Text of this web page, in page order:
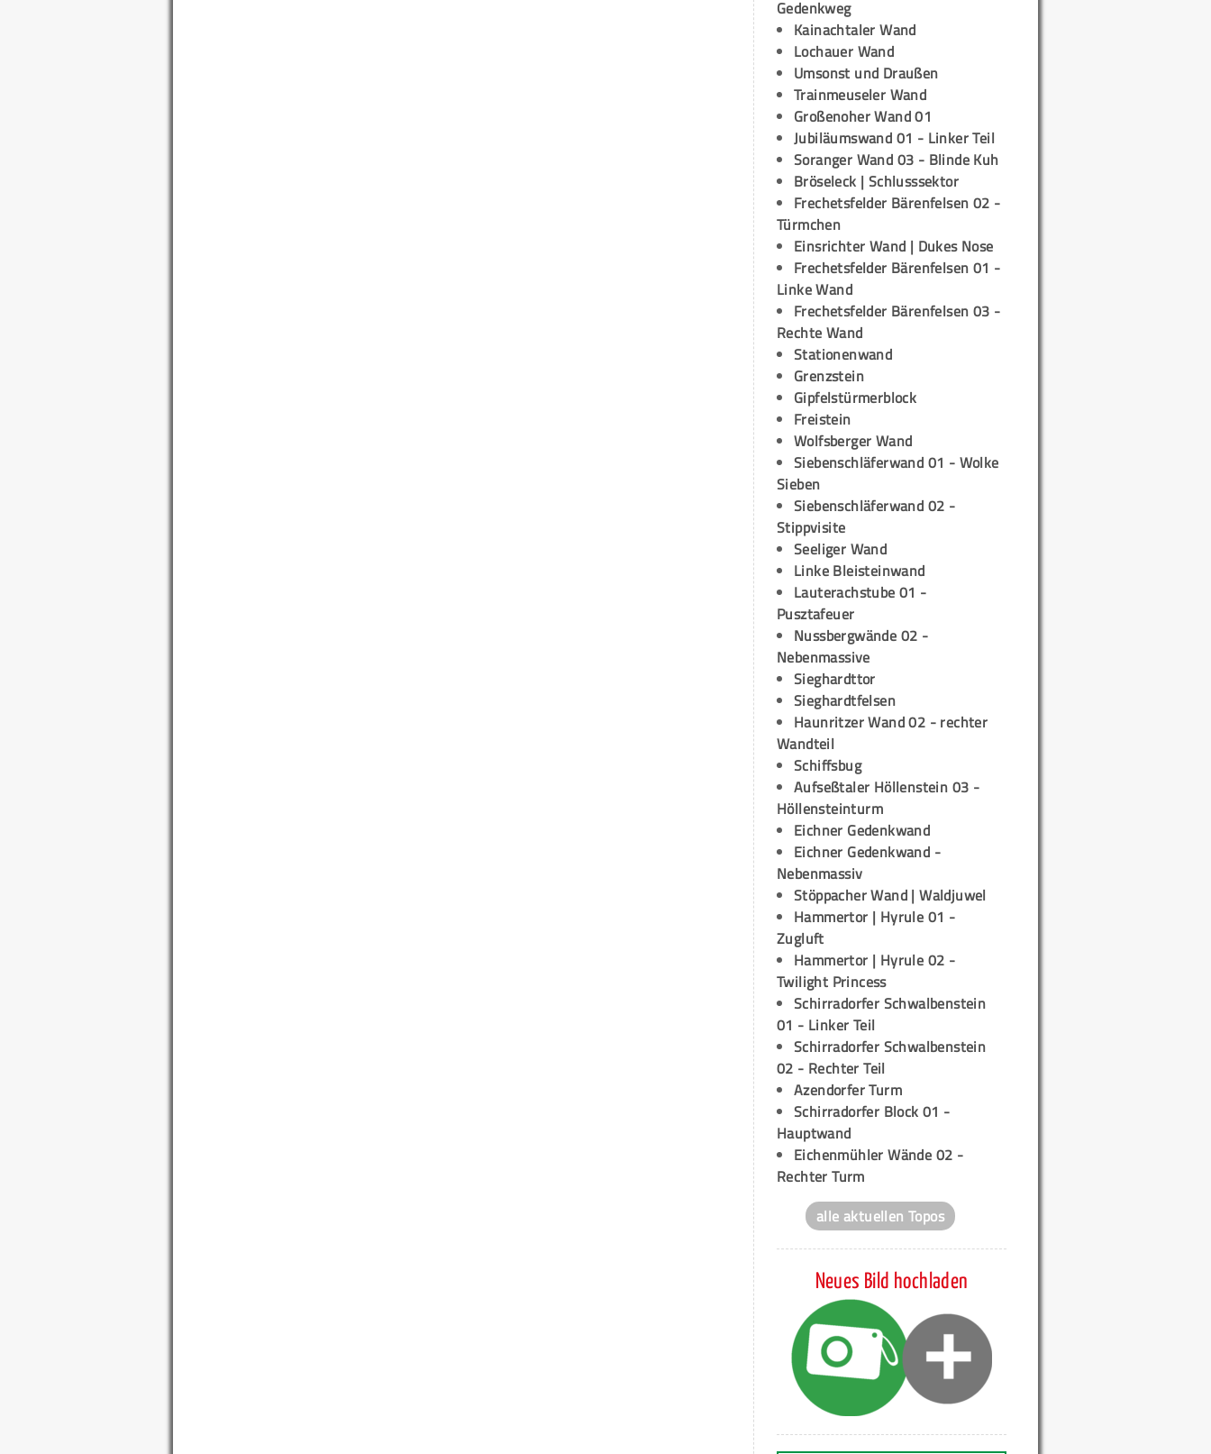
Gedenkweg
Kainachtaler Wand
Lochauer Wand
Umsonst und Draußen
Trainmeuseler Wand
Großenoher Wand 01
Jubiläumswand 01 - Linker Teil
Soranger Wand 03 - Blinde Kuh
Bröseleck | Schlusssektor
Frechetsfelder Bärenfelsen 02 -
Türmchen
Einsrichter Wand | Dukes Nose
Frechetsfelder Bärenfelsen 01 -
Linke Wand
Frechetsfelder Bärenfelsen 03 -
Rechte Wand
Stationenwand
Grenzstein
Gipfelstürmerblock
Freistein
Wolfsberger Wand
Siebenschläferwand 01 - Wolke
Sieben
Siebenschläferwand 02 -
Stippvisite
Seeliger Wand
Linke Bleisteinwand
Lauterachstube 01 -
Pusztafeuer
Nussbergwände 02 -
Nebenmassive
Sieghardttor
Sieghardtfelsen
Haunritzer Wand 02 - rechter
Wandteil
Schiffsbug
Aufseßtaler Höllenstein 03 -
Höllensteinturm
Eichner Gedenkwand
Eichner Gedenkwand -
Nebenmassiv
Stöppacher Wand | Waldjuwel
Hammertor | Hyrule 01 -
Zugluft
Hammertor | Hyrule 02 -
Twilight Princess
Schirradorfer Schwalbenstein
01 - Linker Teil
Schirradorfer Schwalbenstein
02 - Rechter Teil
Azendorfer Turm
Schirradorfer Block 01 -
Hauptwand
Eichenmühler Wände 02 -
Rechter Turm
alle aktuellen Topos
Neues Bild hochladen